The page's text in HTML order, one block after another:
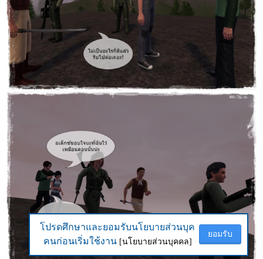
โปรดศึกษาและยอมรับนโยบายส่วนบุค
คนก่อนเริ่มใช้งาน [นโยบายส่วนบุคคล]
ยอมรับ
โปรดศึกษาและยอมรับนโยบายส่วนบุค
คนก่อนเริ่มใช้งาน [นโยบายส่วนบุคคล]
ยอมรับ